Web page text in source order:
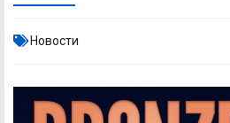
Новости